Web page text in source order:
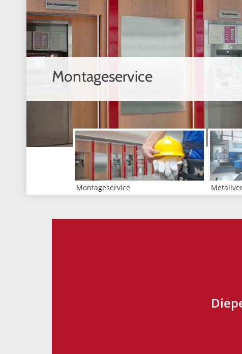
Montageservice
Montageservice